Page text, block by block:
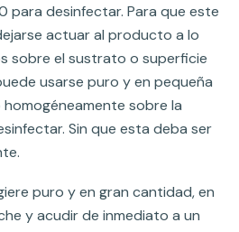
para desinfectar. Para que este
actuar al producto a lo
sobre el sustrato o superficie
usarse puro y en pequeña
sobre la
Sin que esta deba ser
puro y en gran cantidad, en
y acudir de inmediato a un